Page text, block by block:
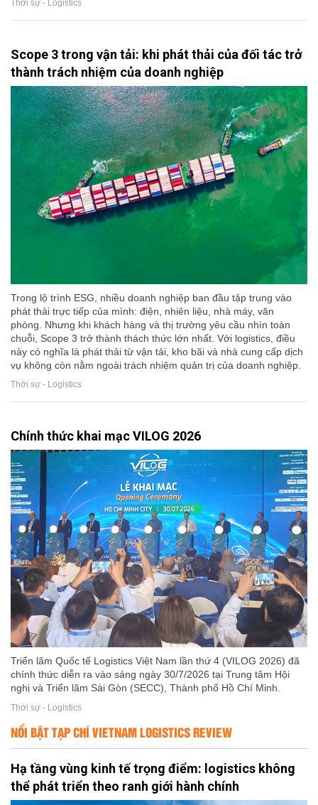
Thời sự - Logistics
Scope 3 trong vận tải: khi phát thải của đối tác trở
thành trách nhiệm của doanh nghiệp
Trong lộ trình ESG, nhiều doanh nghiệp ban đầu tập trung vào
phát thải trực tiếp của mình: điện, nhiên liệu, nhà máy, văn
phòng. Nhưng khi khách hàng và thị trường yêu cầu nhìn toàn
chuỗi, Scope 3 trở thành thách thức lớn nhất. Với logistics, điều
này có nghĩa là phát thải từ vận tải, kho bãi và nhà cung cấp dịch
vụ không còn nằm ngoài trách nhiệm quản trị của doanh nghiệp.
Thời sự - Logistics
Chính thức khai mạc VILOG 2026
Triển lãm Quốc tế Logistics Việt Nam lần thứ 4 (VILOG 2026) đã
chính thức diễn ra vào sáng ngày 30/7/2026 tại Trung tâm Hội
nghị và Triển lãm Sài Gòn (SECC), Thành phố Hồ Chí Minh.
Thời sự - Logistics
NỔI BẬT TẠP CHÍ VIETNAM LOGISTICS REVIEW
Hạ tầng vùng kinh tế trọng điểm: logistics không
thể phát triển theo ranh giới hành chính